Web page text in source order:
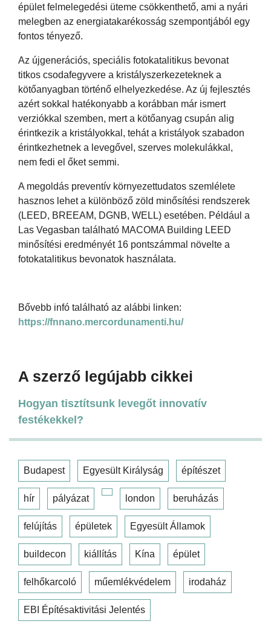
épület felmelegedési üteme csökkenthető, ami a nyári
melegben az energiatakarékosság szempontjából egy
fontos tényező.
Az újgenerációs, speciális fotokatalitikus bevonat
titkos csodafegyvere a kristályszerkezeteknek a
kötőanyagban történő elhelyezkedése. Az új fejlesztés
azért sokkal hatékonyabb a korábban már ismert
verziókkal szemben, mert a kötőanyag csupán alig
érintkezik a kristályokkal, tehát a kristályok szabadon
érintkezhetnek a levegővel, szerves molekulákkal,
nem fedi el őket semmi.
A megoldás preventív környezettudatos szemlélete
hasznos lehet a különböző zöld minősítési rendszerek
(LEED, BREEAM, DGNB, WELL) esetében. Például a
Las Vegasban található MACOMA Building LEED
minősítési eredményét 16 pontszámmal növelte a
fotokatalitikus bevonatok használata.
Bővebb infó található az alábbi linken:
https://fnnano.mercordunamenti.hu/
A szerző legújabb cikkei
Hogyan tisztítsunk levegőt innovatív
festékekkel?
Budapest Egyesült Királyság építészet
hír pályázat london beruházás
felújítás épületek Egyesült Államok
buildecon kiállítás Kína épület
felhőkarcoló műemlékvédelem irodaház
EBI Építésaktivitási Jelentés